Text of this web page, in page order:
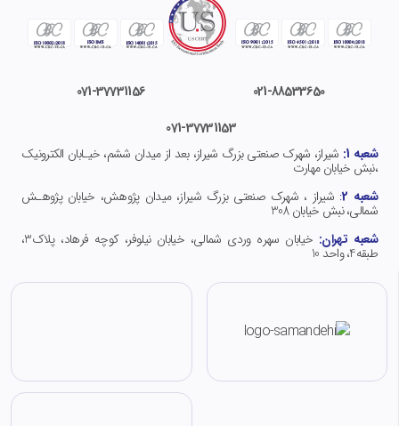
021-88533650
071-37731156
071-37731153
شعبه 1:
شیراز، شهرک صنعتی بزرگ شیراز، بعد از میدان ششم، خیـابان الکترونیک
،نبش خیابان مهارت
شعبه 2
: شیراز ، شهرک صنعتی بزرگ شیراز، میدان پژوهش، خیابان پژوهـش
شمالی، نبش خیابان 308
شعبه تهران:
خیابان سهره وردی شمالی، خیابان نیلوفر، کوچه فرهاد، پلاک3،
طبقه4، واحد 10